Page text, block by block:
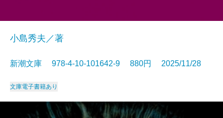
小島秀夫／著
新潮文庫 978-4-10-101642-9 880円 2025/11/28
文庫電子書籍あり